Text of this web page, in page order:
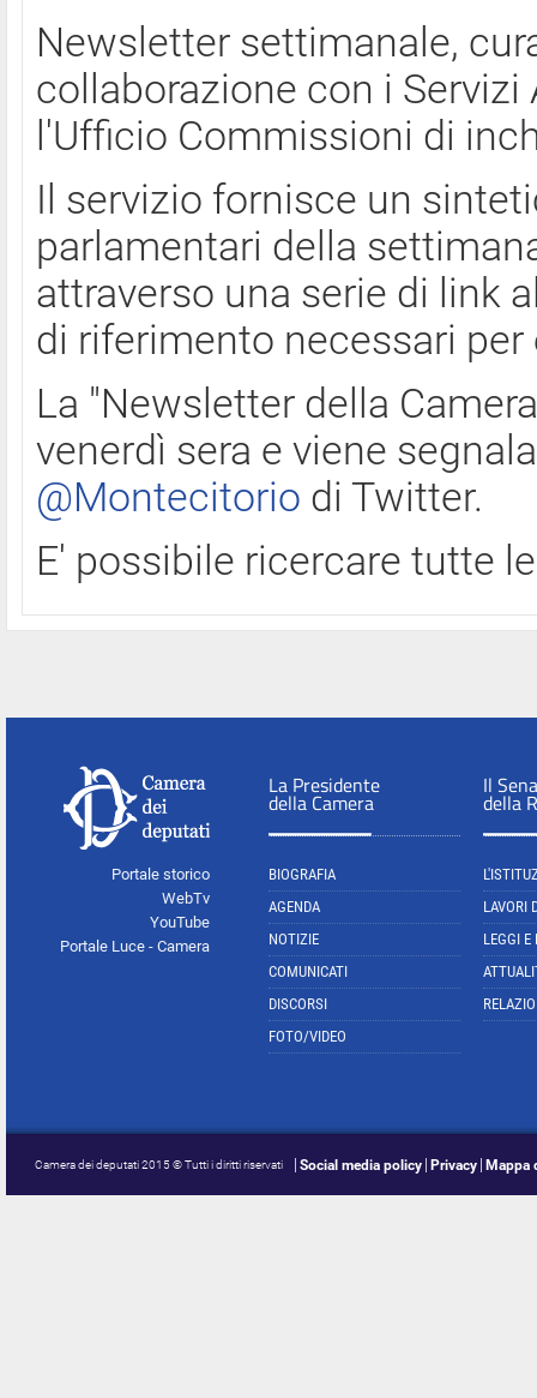
Newsletter settimanale,
collaborazione con i
l'Ufficio Commissioni di
Il servizio fornisce un
parlamentari della
attraverso una serie di link
di riferimento necessari
La "Newsletter della
venerdì sera e viene
@Montecitorio di Twitter.
E' possibile ricercare tutte
Portale storico
WebTv
YouTube
Portale Luce - Camera
La Presidente
della Camera
BIOGRAFIA
AGENDA
NOTIZIE
COMUNICATI
DISCORSI
FOTO/VIDEO
Il
della
LAVORI
LEGGI E
Camera dei deputati 2015 © Tutti i diritti riservati Social media policy Privacy Mappa